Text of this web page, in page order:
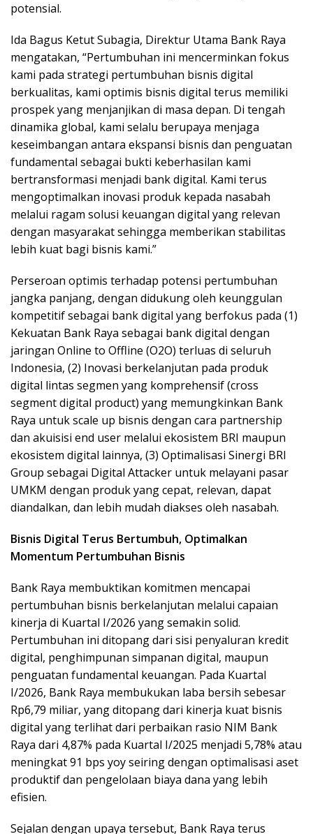
potensial.
Ida Bagus Ketut Subagia, Direktur Utama Bank Raya
mengatakan, “Pertumbuhan ini mencerminkan fokus
kami pada strategi pertumbuhan bisnis digital
berkualitas, kami optimis bisnis digital terus memiliki
prospek yang menjanjikan di masa depan. Di tengah
dinamika global, kami selalu berupaya menjaga
keseimbangan antara ekspansi bisnis dan penguatan
fundamental sebagai bukti keberhasilan kami
bertransformasi menjadi bank digital. Kami terus
mengoptimalkan inovasi produk kepada nasabah
melalui ragam solusi keuangan digital yang relevan
dengan masyarakat sehingga memberikan stabilitas
lebih kuat bagi bisnis kami.”
Perseroan optimis terhadap potensi pertumbuhan
jangka panjang, dengan didukung oleh keunggulan
kompetitif sebagai bank digital yang berfokus pada (1)
Kekuatan Bank Raya sebagai bank digital dengan
jaringan Online to Offline (O2O) terluas di seluruh
Indonesia, (2) Inovasi berkelanjutan pada produk
digital lintas segmen yang komprehensif (cross
segment digital product) yang memungkinkan Bank
Raya untuk scale up bisnis dengan cara partnership
dan akuisisi end user melalui ekosistem BRI maupun
ekosistem digital lainnya, (3) Optimalisasi Sinergi BRI
Group sebagai Digital Attacker untuk melayani pasar
UMKM dengan produk yang cepat, relevan, dapat
diandalkan, dan lebih mudah diakses oleh nasabah.
Bisnis Digital Terus Bertumbuh, Optimalkan
Momentum Pertumbuhan Bisnis
Bank Raya membuktikan komitmen mencapai
pertumbuhan bisnis berkelanjutan melalui capaian
kinerja di Kuartal I/2026 yang semakin solid.
Pertumbuhan ini ditopang dari sisi penyaluran kredit
digital, penghimpunan simpanan digital, maupun
penguatan fundamental keuangan. Pada Kuartal
I/2026, Bank Raya membukukan laba bersih sebesar
Rp6,79 miliar, yang ditopang dari kinerja kuat bisnis
digital yang terlihat dari perbaikan rasio NIM Bank
Raya dari 4,87% pada Kuartal I/2025 menjadi 5,78% atau
meningkat 91 bps yoy seiring dengan optimalisasi aset
produktif dan pengelolaan biaya dana yang lebih
efisien.
Sejalan dengan upaya tersebut, Bank Raya terus